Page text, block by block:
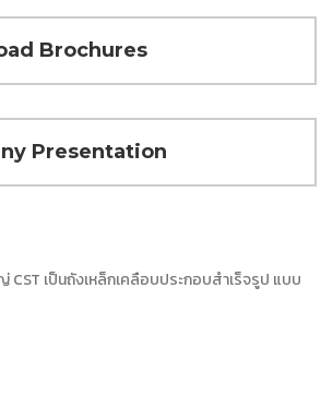
Brochures
Presentation
CST เป็นถังเหล็กเคลือบประกอบสำเร็จรูป แบบ